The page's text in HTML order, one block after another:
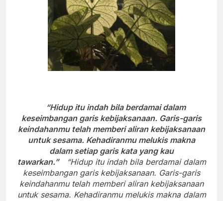
“Hidup itu indah bila berdamai dalam
keseimbangan garis kebijaksanaan. Garis-garis
keindahanmu telah memberi aliran kebijaksanaan
untuk sesama. Kehadiranmu melukis makna
dalam setiap garis kata yang kau
tawarkan.”
“Hidup itu indah bila berdamai dalam
keseimbangan garis kebijaksanaan. Garis-garis
keindahanmu telah memberi aliran kebijaksanaan
untuk sesama. Kehadiranmu melukis makna dalam